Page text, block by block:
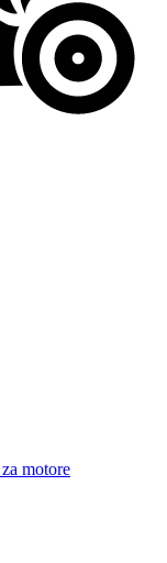
motore